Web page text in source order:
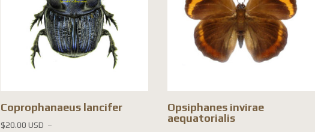
Coprophanaeus lancifer
$20.00 USD –
Opsiphanes invirae
aequatorialis